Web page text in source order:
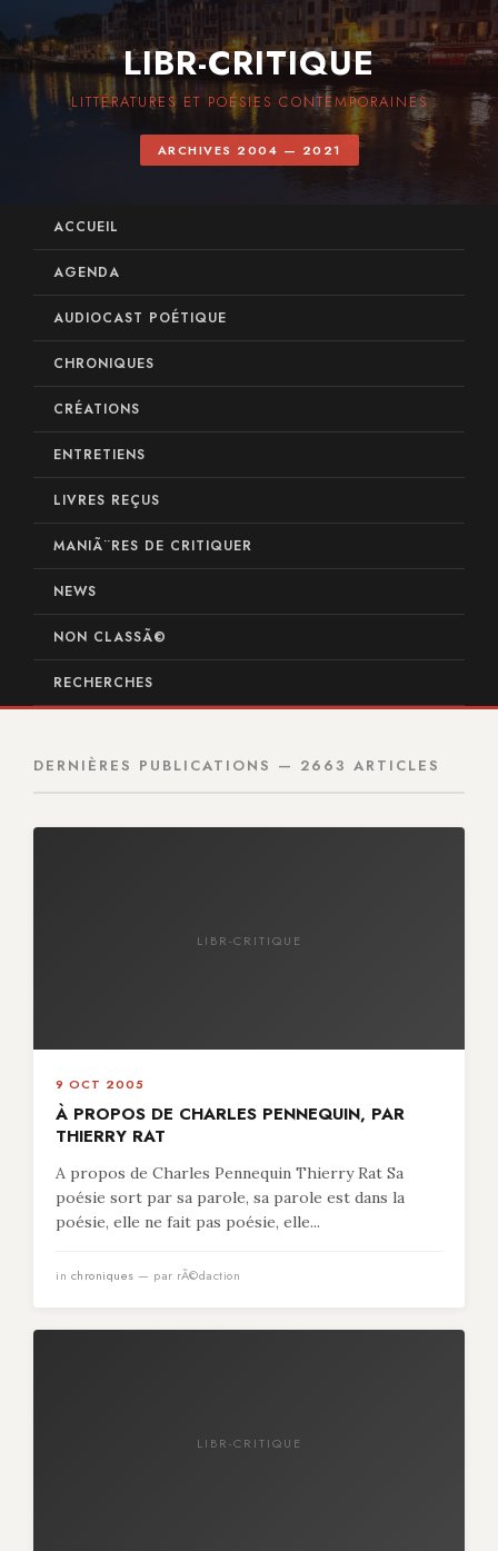
LIBR-CRITIQUE
LITTÉRATURES ET POÉSIES CONTEMPORAINES
ARCHIVES 2004 — 2021
ACCUEIL
AGENDA
AUDIOCAST POÉTIQUE
CHRONIQUES
CRÉATIONS
ENTRETIENS
LIVRES REÇUS
MANIÃ¨RES DE CRITIQUER
NEWS
NON CLASSÃ©
RECHERCHES
DERNIÈRES PUBLICATIONS — 2663 ARTICLES
LIBR-CRITIQUE
9 OCT 2005
À PROPOS DE CHARLES PENNEQUIN, PAR
THIERRY RAT
A propos de Charles Pennequin Thierry Rat Sa
poésie sort par sa parole, sa parole est dans la
poésie, elle ne fait pas poésie, elle...
in chroniques — par rÃ©daction
LIBR-CRITIQUE